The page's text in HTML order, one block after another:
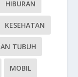
HIBURAN
KESEHATAN
TUBUH
MOBIL